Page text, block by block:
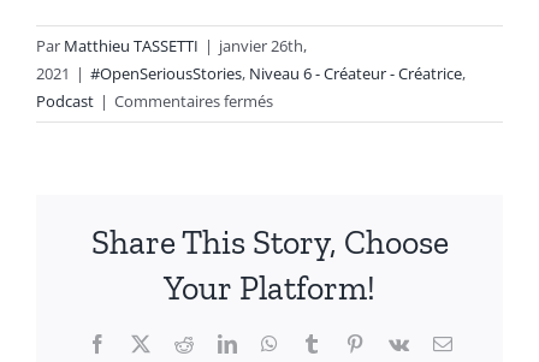
Par Matthieu TASSETTI | janvier 26th,
2021 | #OpenSeriousStories, Niveau 6 - Créateur - Créatrice,
Podcast | Commentaires ferméssur
Le
deux
créateurs
:
Pléau
Share This Story, Choose
Your Platform!
Facebook
X RedditLinkedInWhatsApp
TumblrPinterest
Vk Email